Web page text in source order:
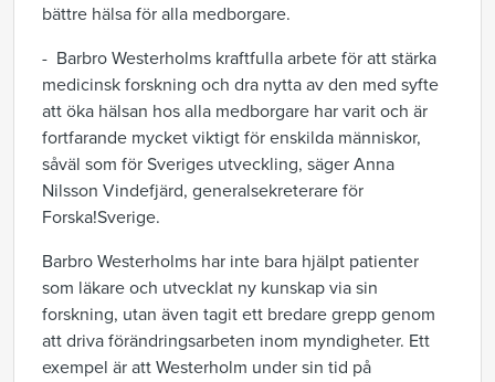
bättre hälsa för alla medborgare.
- Barbro Westerholms kraftfulla arbete för att stärka
medicinsk forskning och dra nytta av den med syfte
att öka hälsan hos alla medborgare har varit och är
fortfarande mycket viktigt för enskilda människor,
såväl som för Sveriges utveckling, säger Anna
Nilsson Vindefjärd, generalsekreterare för
Forska!Sverige.
Barbro Westerholms har inte bara hjälpt patienter
som läkare och utvecklat ny kunskap via sin
forskning, utan även tagit ett bredare grepp genom
att driva förändringsarbeten inom myndigheter. Ett
exempel är att Westerholm under sin tid på